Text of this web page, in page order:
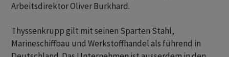
Arbeitsdirektor Oliver Burkhard.
Thyssenkrupp gilt mit seinen Sparten Stahl,
Marineschiffbau und Werkstoffhandel als führend in